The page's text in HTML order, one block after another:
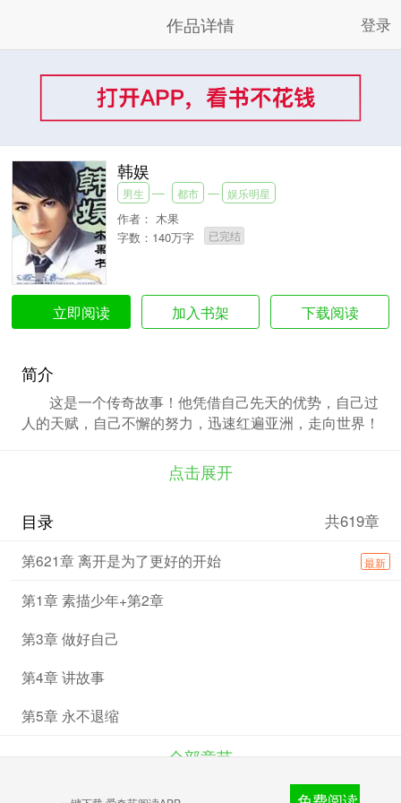
作品详情 登录
韩娱
男生 都市 娱乐明星
作者： 木果
字数：140万字
已完结
立即阅读 加入书架 下载阅读
简介
这是一个传奇故事！他凭借自己先天的优势，自己过
人的天赋，自己不懈的努力，迅速红遍亚洲，走向世界！
点击展开
目录 共619章
第621章 离开是为了更好的开始 最新
第1章 素描少年+第2章
第3章 做好自己
第4章 讲故事
第5章 永不退缩
全部章节